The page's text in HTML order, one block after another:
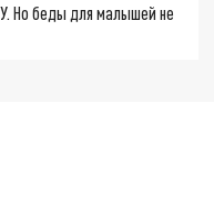
Но беды для малышей не